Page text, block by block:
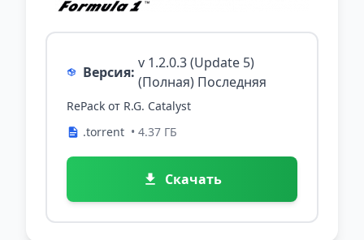
Версия:
v 1.2.0.3 (Update 5)
(Полная) Последняя
RePack от R.G. Catalyst
.torrent • 4.37 ГБ
Скачать